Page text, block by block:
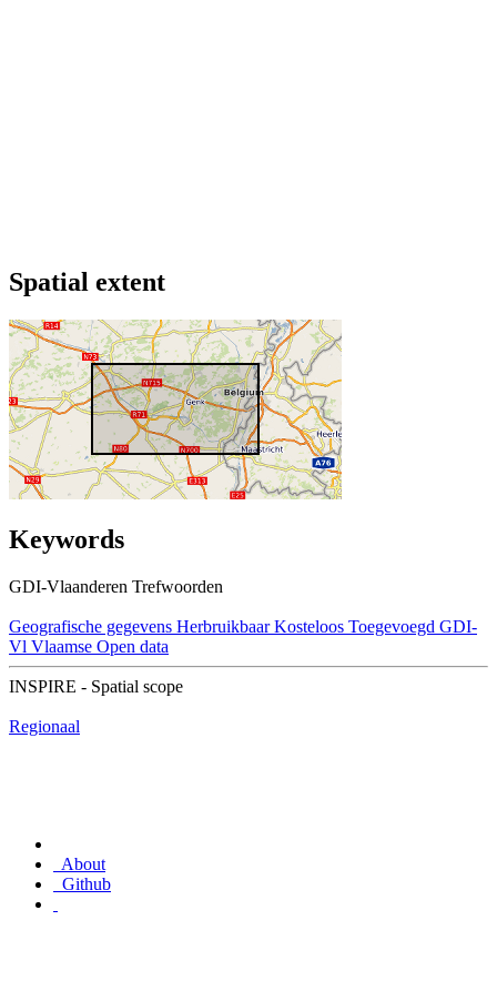
Spatial extent
Keywords
GDI-Vlaanderen Trefwoorden
Geografische gegevens Herbruikbaar Kosteloos Toegevoegd GDI-
Vl Vlaamse Open data
INSPIRE - Spatial scope
Regionaal
About
Github